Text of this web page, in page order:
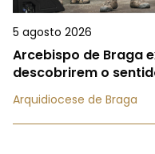
5 agosto 2026
Arcebispo de Braga
descobrirem o
Arquidiocese de Braga